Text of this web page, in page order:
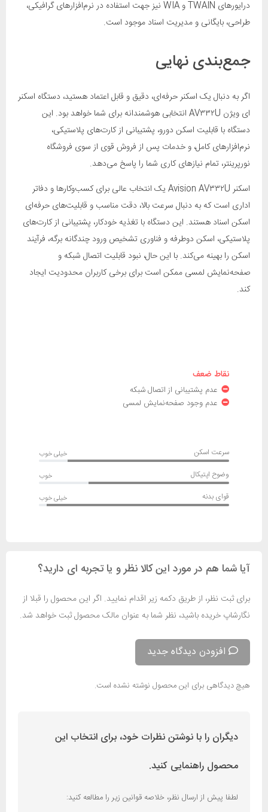
درایورهای TWAIN و WIA نیز جهت استفاده در نرم‌افزارهای گرافیکی،
طراحی، بایگانی و مدیریت اسناد موجود است.
جمع‌بندی نهایی
اگر به دنبال یک اسکنر حرفه‌ای، دقیق و قابل اعتماد هستید، دستگاه اسکنر
ای ویژن AV۳۳۲U انتخابی هوشمندانه برای شما خواهد بود. این
دستگاه با قابلیت اسکن دورو، پشتیبانی از کارت‌های پلاستیکی،
نرم‌افزارهای کامل، و خدمات پس از فروش قوی از سوی فروشگاه
نورپرینتر، تمام نیازهای کاری شما را پاسخ می‌دهد.
اسکنر Avision AV۳۳۲U یک انتخاب عالی برای کسب‌وکارها و دفاتر
اداری است که به دنبال سرعت بالا، دقت مناسب و قابلیت‌های حرفه‌ای
اسکن اسناد هستند. این دستگاه با تغذیه خودکار، پشتیبانی از کارت‌های
پلاستیکی، اسکن دوطرفه و فناوری تشخیص ورود چندگانه برگه، فرآیند
اسکن را بهینه می‌کند. با این حال، نبود قابلیت اتصال شبکه و
صفحه‌نمایش لمسی ممکن است برای برخی کاربران محدودیت ایجاد
کند.
نقاط ضعف
عدم پشتیبانی از اتصال شبکه
عدم وجود صفحه‌نمایش لمسی
سرعت اسکن خیلی خوب
وضوح اپتیکال خوب
قوای بدنه خیلی خوب
آیا شما هم در مورد این کالا نظر و یا تجربه ای دارید؟
برای ثبت نظر، از طریق دکمه زیر اقدام نمایید. اگر این محصول را قبلا از
نگارشاپ خریده باشید، نظر شما به عنوان مالک محصول ثبت خواهد شد.
افزودن دیدگاه جدید
هیچ دیدگاهی برای این محصول نوشته نشده است.
دیگران را با نوشتن نظرات خود، برای انتخاب این
محصول راهنمایی کنید.
لطفا پیش از ارسال نظر، خلاصه قوانین زیر را مطالعه کنید: